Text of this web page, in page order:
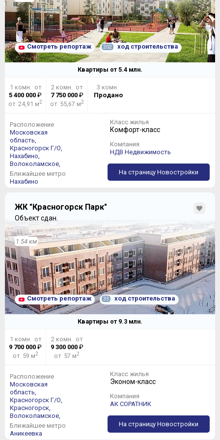
подземный паркинг.
ВЫБОР КВАРТИР
Здесь будет из чего выбирать – планировок квартир в
Комплексе существует великое множество, только
базовых вариантов здесь около 40. В каждой
квартире предусмотрено наличие балкона или лоджии,
позволяет использовать его как открытую террасу.
Если Вы пожелаете иметь больше солнца в своей
квартире, Вам предложат вариант с французскими
В тех квартирах, высота потолков в которых достигает
почти 6 метров, можно обустроить второй уровень.
Если этого много, но стандартные потолки все равно
не устраивают, присмотритесь к Эколофтам – (3, 6 м),
или к Хайфлетам (3,2 м).
Смотреть репортаж 202 ход строительства
Квартиры от 5.4 млн.
1 комн. от
5 400 000 ₽
от 24,91 м2
2 комн. от
7 750 000₽
от 55,67 м2
3 комн.
Продано
Расположение
Московская
область,
Красногорск Г/О,
Нахабино,
Волоколамское,
Ближайшее метро
Нахабино
Класс жилья
Комфорт-класс
Компания
НДВ Недвижимость
На страницу Новостройки
ЖК "Красногорск Парк"
Объект сдан.
1.54 км
Смотреть репортаж 33 ход строительства
Квартиры от 9.3 млн.
1 комн. от
9 700 000 ₽
от 59 м2
2 комн. от
9 300 000₽
от 57 м2
Расположение
Московская
область,
Красногорск Г/О,
Красногорск,
Волоколамское,
Ближайшее метро
Аникеевка
Класс жилья
Эконом-класс
Компания
АК СОРАТНИК
На страницу Новостройки